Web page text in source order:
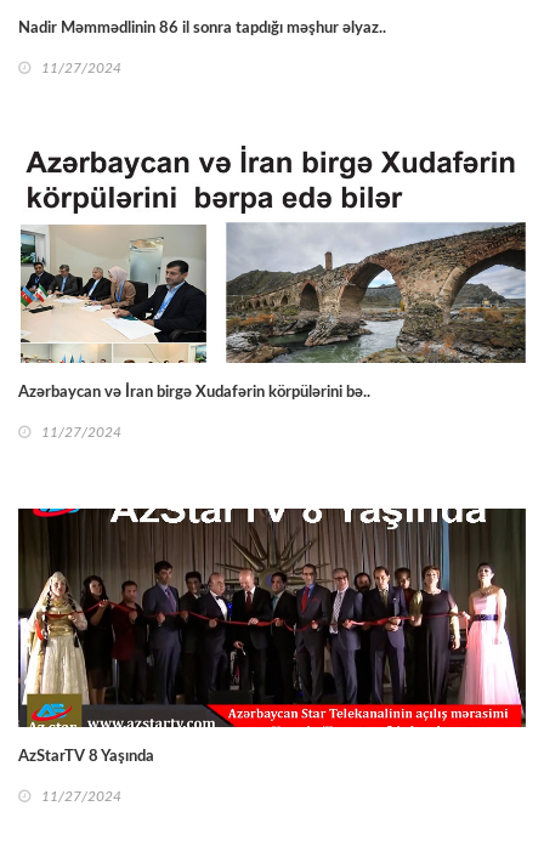
Nadir Məmmədlinin 86 il sonra tapdığı məşhur əlyaz..
11/27/2024
Azərbaycan və İran birgə Xudafərin körpülərini bə..
11/27/2024
AzStarTV 8 Yaşında
11/27/2024